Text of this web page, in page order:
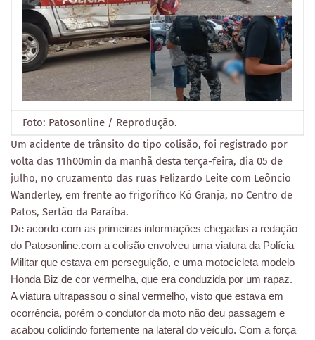
Foto: Patosonline / Reprodução.
Um acidente de trânsito do tipo colisão, foi registrado por
volta das 11h00min da manhã desta terça-feira, dia 05 de
julho, no cruzamento das ruas Felizardo Leite com Leôncio
Wanderley, em frente ao frigorífico Kó Granja, no Centro de
Patos, Sertão da Paraíba.
De acordo com as primeiras informações chegadas a redação
do Patosonline.com a colisão envolveu uma viatura da Polícia
Militar que estava em perseguição, e uma motocicleta modelo
Honda Biz de cor vermelha, que era conduzida por um rapaz.
A viatura ultrapassou o sinal vermelho, visto que estava em
ocorrência, porém o condutor da moto não deu passagem e
acabou colidindo fortemente na lateral do veículo. Com a força